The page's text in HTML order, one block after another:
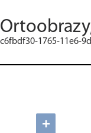
c6fbdf30-1765-11e6-
+